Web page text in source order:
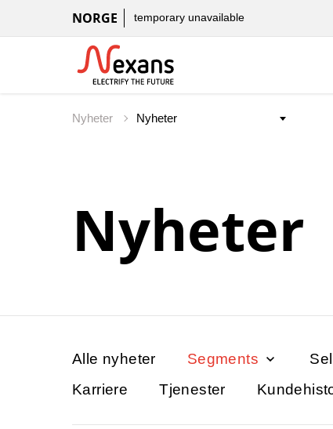
NORGE temporary unavailable
Nyheter
Nyheter
Alle nyheter Segments
Karriere
Tjenester